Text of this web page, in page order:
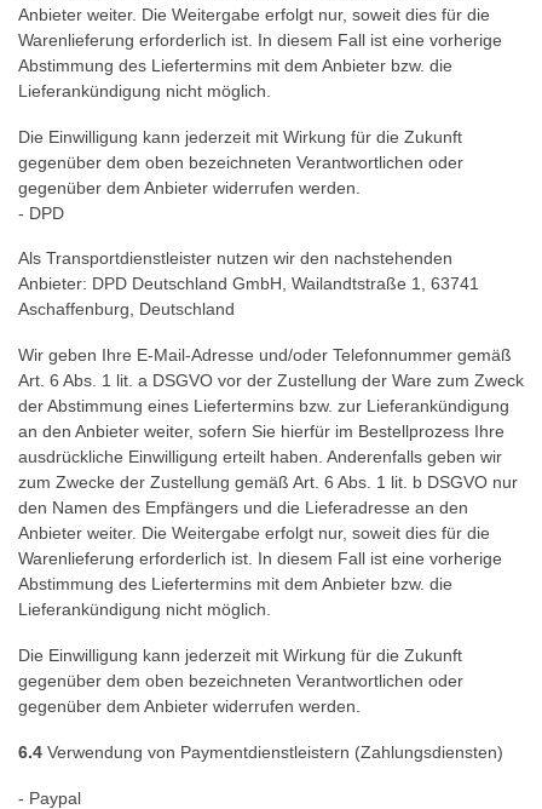
Anbieter weiter. Die Weitergabe erfolgt nur, soweit dies für die
Warenlieferung erforderlich ist. In diesem Fall ist eine vorherige
Abstimmung des Liefertermins mit dem Anbieter bzw. die
Lieferankündigung nicht möglich.
Die Einwilligung kann jederzeit mit Wirkung für die Zukunft
gegenüber dem oben bezeichneten Verantwortlichen oder
gegenüber dem Anbieter widerrufen werden.
- DPD
Als Transportdienstleister nutzen wir den nachstehenden
Anbieter: DPD Deutschland GmbH, Wailandtstraße 1, 63741
Aschaffenburg, Deutschland
Wir geben Ihre E-Mail-Adresse und/oder Telefonnummer gemäß
Art. 6 Abs. 1 lit. a DSGVO vor der Zustellung der Ware zum Zweck
der Abstimmung eines Liefertermins bzw. zur Lieferankündigung
an den Anbieter weiter, sofern Sie hierfür im Bestellprozess Ihre
ausdrückliche Einwilligung erteilt haben. Anderenfalls geben wir
zum Zwecke der Zustellung gemäß Art. 6 Abs. 1 lit. b DSGVO nur
den Namen des Empfängers und die Lieferadresse an den
Anbieter weiter. Die Weitergabe erfolgt nur, soweit dies für die
Warenlieferung erforderlich ist. In diesem Fall ist eine vorherige
Abstimmung des Liefertermins mit dem Anbieter bzw. die
Lieferankündigung nicht möglich.
Die Einwilligung kann jederzeit mit Wirkung für die Zukunft
gegenüber dem oben bezeichneten Verantwortlichen oder
gegenüber dem Anbieter widerrufen werden.
6.4 Verwendung von Paymentdienstleistern (Zahlungsdiensten)
- Paypal